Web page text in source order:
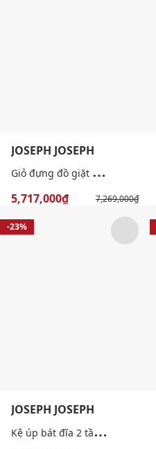
JOSEPH JOSEPH
G
iỏ đựng đồ giặt hai ngăn tiện lợi (90L)
5,717,000₫ 7,269,000₫
-23%
JOSEPH JOSEPH
K
ệ úp bát đĩa 2 tầng đa năng